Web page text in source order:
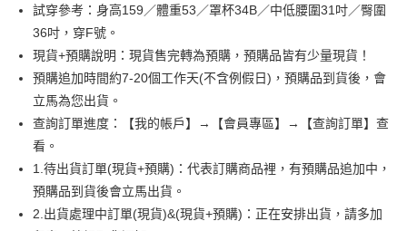
台灣樂天信用卡公司
相關說明
【關於「AFTEE先享後付」】
AFTEE先享後付是「在收到商品之後才付款」的支付方式。 讓您購物簡單
１．簡單：不需註冊會員、不需綁卡、不需儲值。
２．便利：只要手機號碼，簡訊認證，即可結帳。
３．安心：先確認商品／服務後，再付款。
【「AFTEE先享後付」結帳流程】
１．於結帳方式選擇「AFTEE先享後付」後，將跳轉至「AFTEE先享後付」
２．訂單成立數日內，您將收到繳費通知簡訊。
３．收到繳費通知簡訊後14天內，點擊此簡訊中的連結，可透過四大超商／
ATM付款
運送方式
全家取貨付款
每筆NT$99,999
每筆NT$99,999
試穿參考：身高159／體重53／罩杯34B／中低腰圍31吋／臀圍
36吋，穿F號。
現貨+預購說明：現貨售完轉為預購，預購品皆有少量現貨！
預購追加時間約7-20個工作天(不含例假日)，預購品到貨後，會
立馬為您出貨。
查詢訂單進度：【我的帳戶】→【會員專區】→【查詢訂單】查
看。
1.待出貨訂單(現貨+預購)：代表訂購商品裡，有預購品追加中，
預購品到貨後會立馬出貨。
2.出貨處理中訂單(現貨)&(現貨+預購)：正在安排出貨，請多加